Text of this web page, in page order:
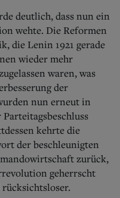
deutlich, dass nun ein
wehte. Die Reformen
die Lenin 1921 gerade
wieder mehr
waren, was
der
nun erneut in
kehrte die
der beschleunigten
zurück,
geherrscht